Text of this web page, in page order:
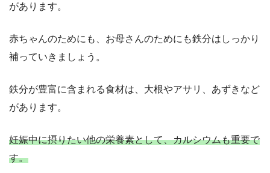
があります。
赤ちゃんのためにも、お母さんのためにも鉄分はしっかり
補っていきましょう。
鉄分が豊富に含まれる食材は、大根やアサリ、あずきなど
があります。
妊娠中に摂りたい他の栄養素として、カルシウムも重要で
す。